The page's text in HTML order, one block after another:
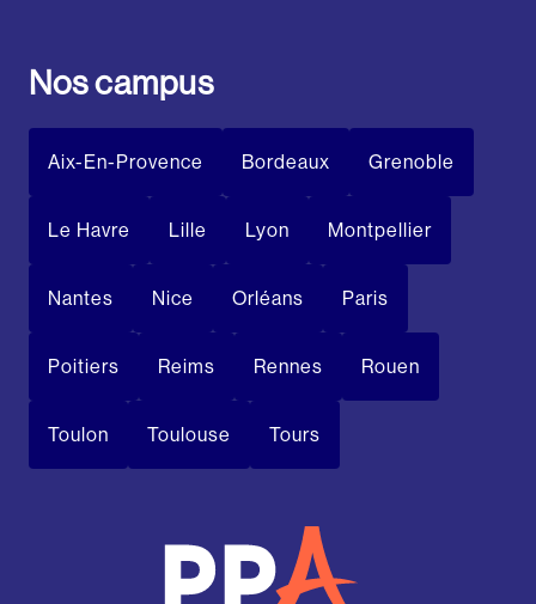
Nos campus
Aix-En-Provence Bordeaux Grenoble
Le Havre Lille Lyon Montpellier
Nantes Nice Orléans Paris
Poitiers Reims Rennes Rouen
Toulon Toulouse Tours